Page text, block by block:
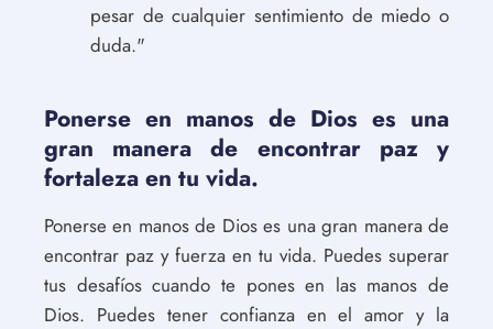
pesar de cualquier sentimiento de miedo o
duda."
Ponerse en manos de Dios es una
gran manera de encontrar paz y
fortaleza en tu vida.
Ponerse en manos de Dios es una gran manera de
encontrar paz y fuerza en tu vida. Puedes superar
tus desafíos cuando te pones en las manos de
Dios. Puedes tener confianza en el amor y la